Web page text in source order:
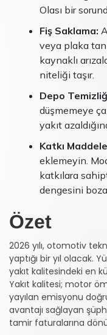
Olası bir
Fiş Saklama:
veya plaka
kaynaklı
niteliği taşır.
Depo
düşmemeye
yakıt
Katkı
eklemeyin.
katkılara
dengesini
Özet
2026 yılı, otomotiv
yaptığı bir yıl olacak.
yakıt kalitesindeki en
Yakıt kalitesi; motor
yayılan emisyonu
avantajı sağlayan
tamir faturalarına